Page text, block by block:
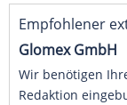
Empfohlener
Glomex GmbH
Wir benötigen
Redaktion